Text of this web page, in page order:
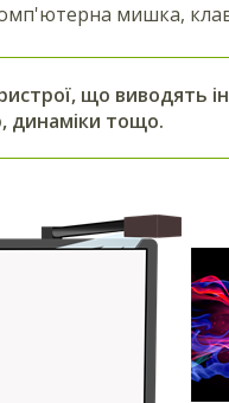
мишка,
що виводять
динаміки тощо.